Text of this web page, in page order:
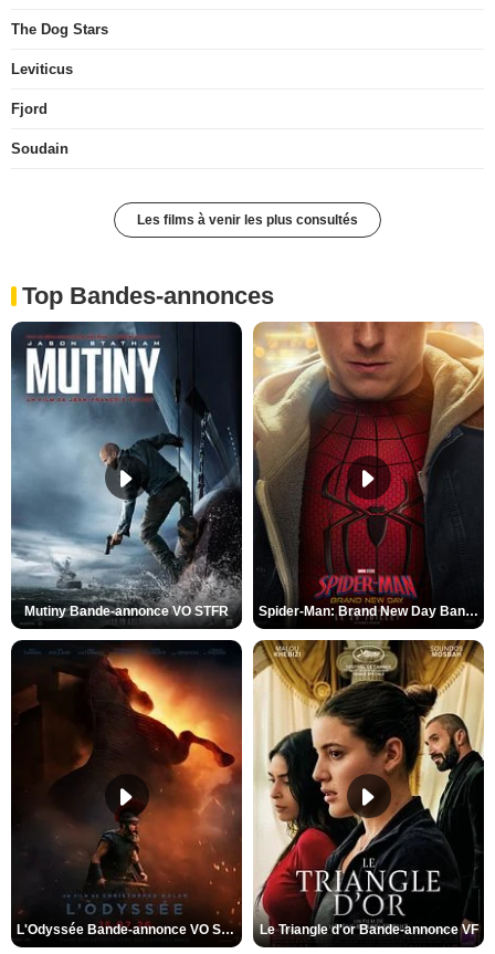
The Dog Stars
Leviticus
Fjord
Soudain
Les films à venir les plus consultés
Top Bandes-annonces
Mutiny Bande-annonce VO STFR Spider-Man: Brand New Day Bande-annonce VO STFR
L'Odyssée Bande-annonce VO STFR Le Triangle d'or Bande-annonce VF